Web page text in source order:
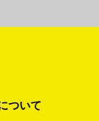
ついて